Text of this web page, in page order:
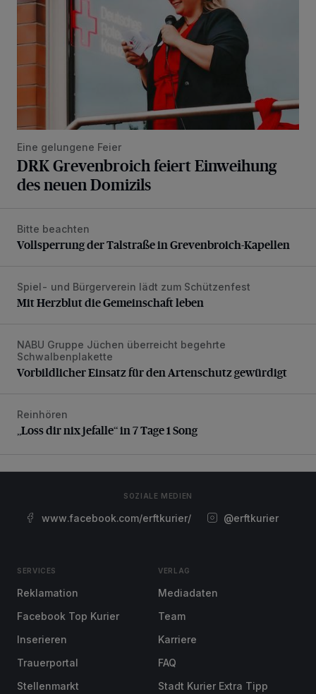
Eine gelungene Feier
DRK Grevenbroich feiert Einweihung
des neuen Domizils
Vollsperrung der Talstraße in Grevenbroich-Kapellen
Bitte beachten
Vollsperrung der Talstraße in Grevenbroich-Kapellen
Mit Herzblut die Gemeinschaft leben
Spiel- und Bürgerverein lädt zum Schützenfest
Mit Herzblut die Gemeinschaft leben
Vorbildlicher Einsatz für den Artenschutz gewürdigt
NABU Gruppe Jüchen überreicht begehrte
Schwalbenplakette
Vorbildlicher Einsatz für den Artenschutz gewürdigt
„Loss dir nix jefalle“ in 7 Tage 1 Song
Reinhören
„Loss dir nix jefalle“ in 7 Tage 1 Song
SOZIALE MEDIEN
www.facebook.com/erftkurier/ @erftkurier
SERVICES
Reklamation
Facebook Top Kurier
Inserieren
Trauerportal
Stellenmarkt
VERLAG
Mediadaten
Team
Karriere
FAQ
Stadt Kurier Extra Tipp